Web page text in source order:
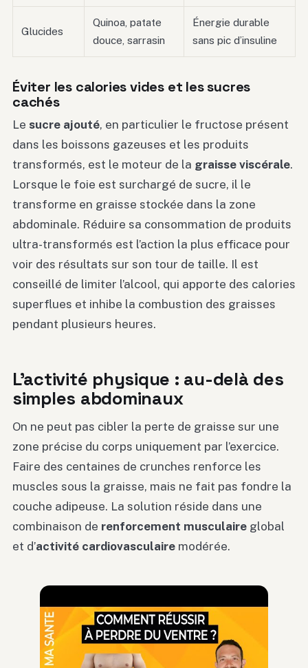
Glucides
Quinoa, patate
douce, sarrasin
Énergie durable
sans pic d’insuline
Éviter les calories vides et les sucres
cachés
Le sucre ajouté, en particulier le fructose présent
dans les boissons gazeuses et les produits
transformés, est le moteur de la graisse viscérale.
Lorsque le foie est surchargé de sucre, il le
transforme en graisse stockée dans la zone
abdominale. Réduire sa consommation de produits
ultra-transformés est l’action la plus efficace pour
voir des résultats sur son tour de taille. Il est
conseillé de limiter l’alcool, qui apporte des calories
superflues et inhibe la combustion des graisses
pendant plusieurs heures.
L’activité physique : au-delà des
simples abdominaux
On ne peut pas cibler la perte de graisse sur une
zone précise du corps uniquement par l’exercice.
Faire des centaines de crunches renforce les
muscles sous la graisse, mais ne fait pas fondre la
couche adipeuse. La solution réside dans une
combinaison de renforcement musculaire global
et d’activité cardiovasculaire modérée.